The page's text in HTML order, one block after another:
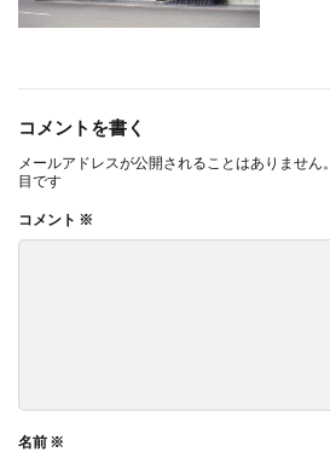
コメントを書く
メールアドレスが公開されることはありません。
目です
コメント ※
名前 ※